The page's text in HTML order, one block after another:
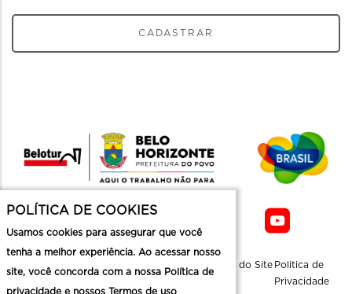
CADASTRAR
Mapa do Site Politica de
Privacidade
POLÍTICA DE COOKIES
Usamos cookies para assegurar que você
tenha a melhor experiência. Ao acessar nosso
site, você concorda com a nossa Política de
privacidade e nossos Termos de uso